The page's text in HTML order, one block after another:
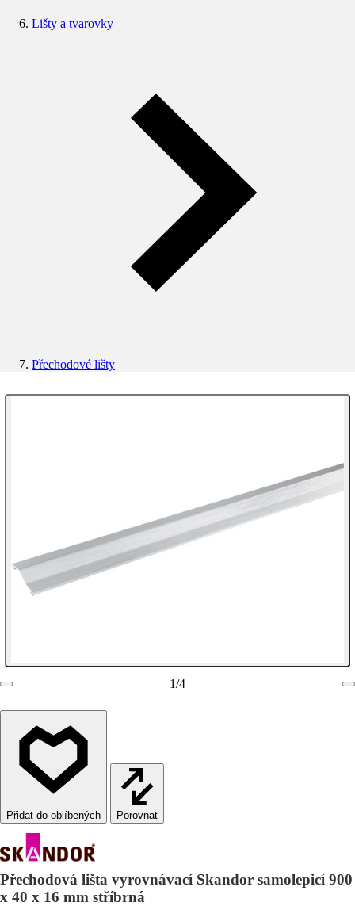
Lišty a tvarovky
Přechodové lišty
1/4
Porovnat
Přechodová lišta vyrovnávací Skandor samolepicí 900
x 40 x 16 mm stříbrná